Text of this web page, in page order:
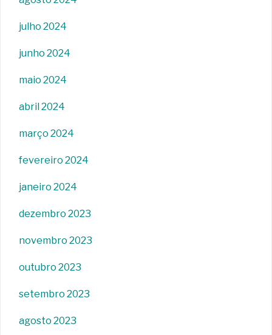
julho 2024
junho 2024
maio 2024
abril 2024
março 2024
fevereiro 2024
janeiro 2024
dezembro 2023
novembro 2023
outubro 2023
setembro 2023
agosto 2023